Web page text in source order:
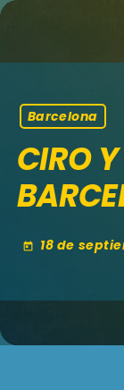
HOME
CLUB
APORTES
TV
Barcelona
CIRO Y
today 18 de